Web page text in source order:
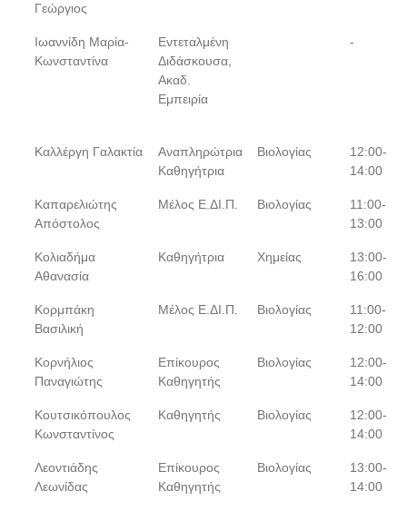
Γεώργιος
Ιωαννίδη Μαρία-
Κωνσταντίνα
Εντεταλμένη
Διδάσκουσα,
Ακαδ.
Εμπειρία
-
Καλλέργη Γαλακτία
Αναπληρώτρια
Καθηγήτρια
Βιολογίας
12:00-
14:00
Καπαρελιώτης
Απόστολος
Μέλος Ε.ΔΙ.Π. Βιολογίας
11:00-
13:00
Κολιαδήμα
Αθανασία
Καθηγήτρια Χημείας
13:00-
16:00
Κορμπάκη
Βασιλική
Μέλος Ε.ΔΙ.Π. Βιολογίας
11:00-
12:00
Κορνήλιος
Παναγιώτης
Επίκουρος
Καθηγητής
Βιολογίας
12:00-
14:00
Κουτσικόπουλος
Κωνσταντίνος
Καθηγητής Βιολογίας
12:00-
14:00
Λεοντιάδης
Λεωνίδας
Επίκουρος
Καθηγητής
Βιολογίας
13:00-
14:00